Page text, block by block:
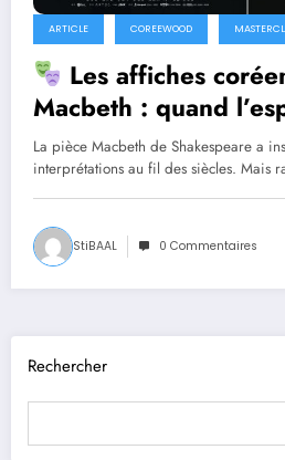
ARTICLE COREEWOOD
Les affiches
Macbeth : quand
devient un masque
La pièce Macbeth de Shakespeare a
interprétations au fil des siècles. Mais
StiBAAL 0 Commentaires
Rechercher